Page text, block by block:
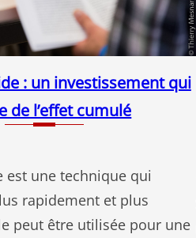
: un investissement qui
de l’effet cumulé
est une technique qui
rapidement et plus
peut être utilisée pour une